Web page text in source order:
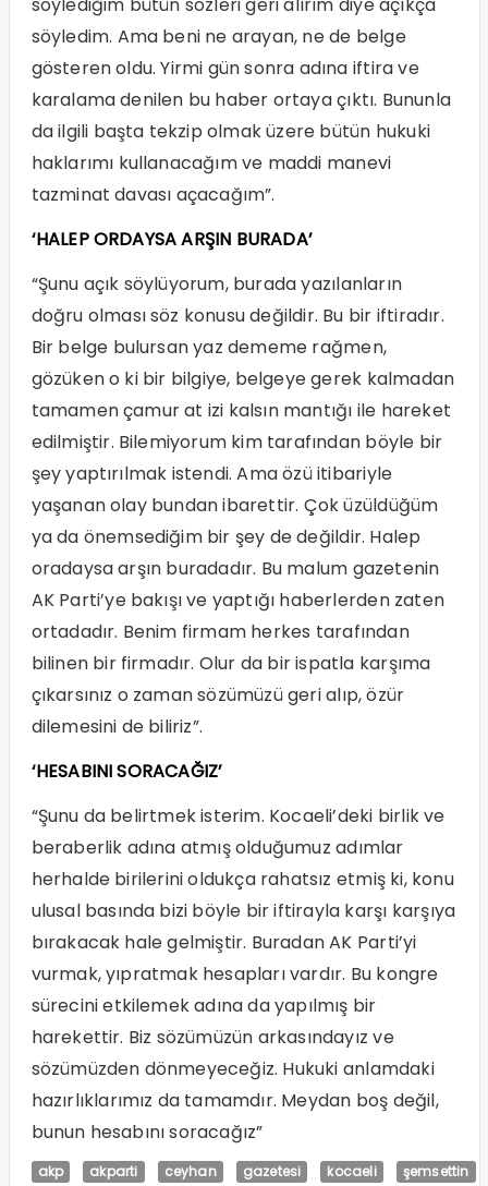
söylediğim bütün sözleri geri alırım diye açıkça
söyledim. Ama beni ne arayan, ne de belge
gösteren oldu. Yirmi gün sonra adına iftira ve
karalama denilen bu haber ortaya çıktı. Bununla
da ilgili başta tekzip olmak üzere bütün hukuki
haklarımı kullanacağım ve maddi manevi
tazminat davası açacağım”.
‘HALEP ORDAYSA ARŞIN BURADA’
“Şunu açık söylüyorum, burada yazılanların
doğru olması söz konusu değildir. Bu bir iftiradır.
Bir belge bulursan yaz dememe rağmen,
gözüken o ki bir bilgiye, belgeye gerek kalmadan
tamamen çamur at izi kalsın mantığı ile hareket
edilmiştir. Bilemiyorum kim tarafından böyle bir
şey yaptırılmak istendi. Ama özü itibariyle
yaşanan olay bundan ibarettir. Çok üzüldüğüm
ya da önemsediğim bir şey de değildir. Halep
oradaysa arşın buradadır. Bu malum gazetenin
AK Parti’ye bakışı ve yaptığı haberlerden zaten
ortadadır. Benim firmam herkes tarafından
bilinen bir firmadır. Olur da bir ispatla karşıma
çıkarsınız o zaman sözümüzü geri alıp, özür
dilemesini de biliriz”.
‘HESABINI SORACAĞIZ’
“Şunu da belirtmek isterim. Kocaeli’deki birlik ve
beraberlik adına atmış olduğumuz adımlar
herhalde birilerini oldukça rahatsız etmiş ki, konu
ulusal basında bizi böyle bir iftirayla karşı karşıya
bırakacak hale gelmiştir. Buradan AK Parti’yi
vurmak, yıpratmak hesapları vardır. Bu kongre
sürecini etkilemek adına da yapılmış bir
harekettir. Biz sözümüzün arkasındayız ve
sözümüzden dönmeyeceğiz. Hukuki anlamdaki
hazırlıklarımız da tamamdır. Meydan boş değil,
bunun hesabını soracağız”
akp akparti ceyhan gazetesi kocaeli şemsettin